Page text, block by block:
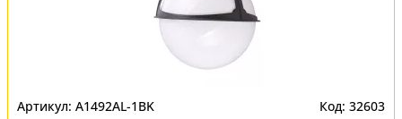
A1492AL-1BK 32603